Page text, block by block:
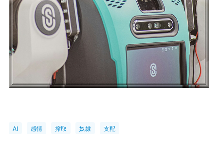
AI 感情 搾取 奴隷 支配